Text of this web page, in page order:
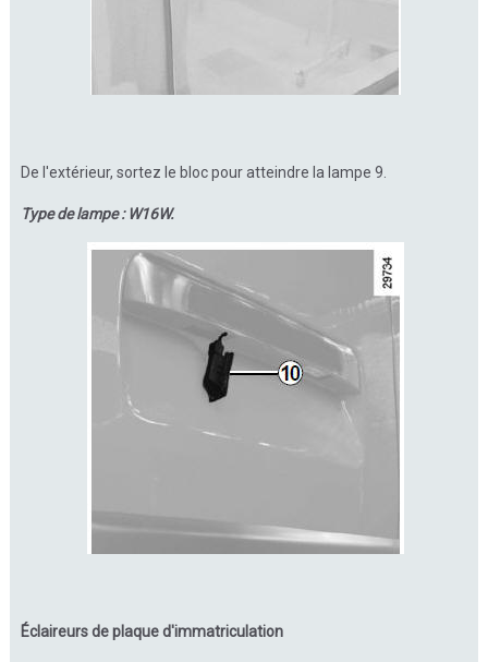
De l'extérieur, sortez le bloc pour atteindre la lampe 9.
Type de lampe : W16W.
Éclaireurs de plaque d'immatriculation